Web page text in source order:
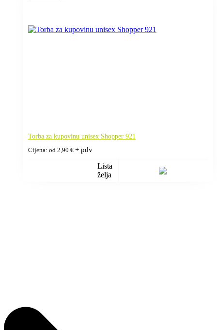
Torba za kupovinu unisex Shopper 921
Cijena: od 2,90 € + pdv
Lista
želja